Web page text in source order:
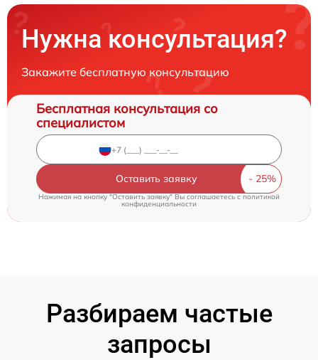
Нужна консультация?
Закажите бесплатную консультацию
Бесплатная консультация со
специалистом
Оставить заявку
Нажимая на кнопку "Оставить заявку" Вы соглашаетесь cполитикой
конфиденциальности
Разбираем частые
запросы